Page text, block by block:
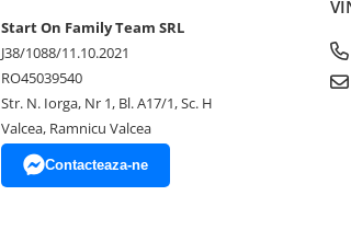
Start On Family Team SRL
J38/1088/11.10.2021
RO45039540
Str. N. Iorga, Nr 1, Bl. A17/1, Sc. H
Valcea, Ramnicu Valcea
Contacteaza-ne